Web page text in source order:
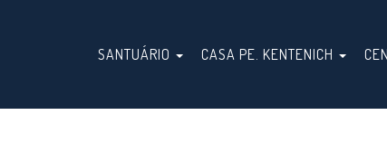
SANTUÁRIO CASA PE. KENTENICH